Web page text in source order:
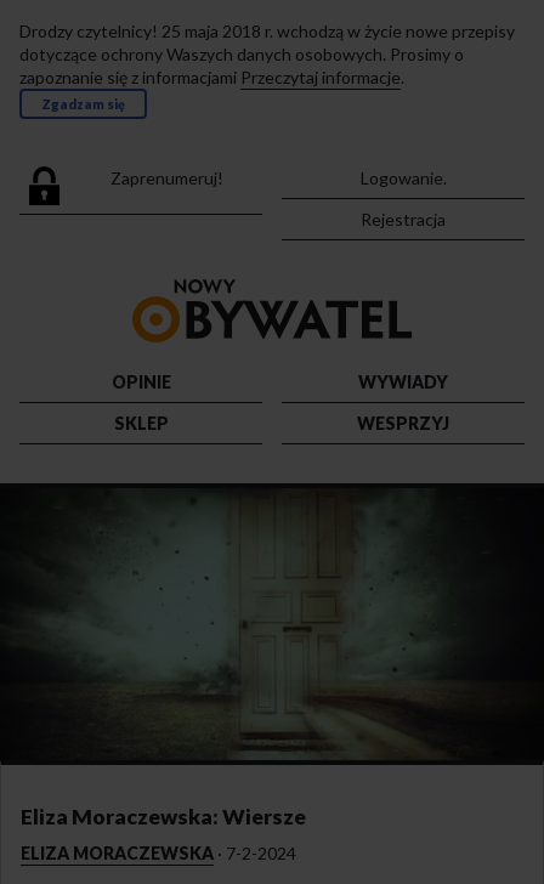
Drodzy czytelnicy! 25 maja 2018 r. wchodzą w życie nowe przepisy
dotyczące ochrony Waszych danych osobowych. Prosimy o
zapoznanie się z informacjami Przeczytaj informacje.
Zgadzam się
Zaprenumeruj!
Logowanie.
Rejestracja
strony
OPINIE
WYWIADY
SKLEP
WESPRZYJ
Eliza Moraczewska: Wiersze
ELIZA MORACZEWSKA · 7-2-2024